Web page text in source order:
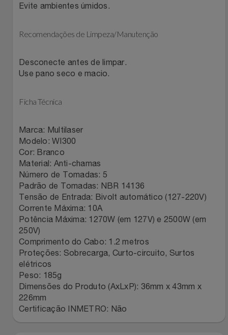
Perfume
Perfumes
Saúde E Bem-Estar
Utilidades Industriais
Vestuário
Renner
The Bar
Top Store
Tramontina
Weconnect
Evite ambientes úmidos.
Recomendações de Limpeza/Manutenção
Desconecte antes de limpar.
Use pano seco e macio.
Ficha Técnica
Marca: Multilaser
Modelo: WI300
Cor: Branco
Material: Anti-chamas
Número de Tomadas: 5
Padrão de Tomadas: NBR 14136
Tensão de Entrada: Bivolt automático (127-220V)
Corrente Máxima: 10A
Potência Máxima: 1270W (em 127V) e 2500W (em
250V)
Comprimento do Cabo: 1.2 metros
Proteções: Sobrecarga, Curto-circuito, Surtos
elétricos
Peso: 185g
Dimensões do Produto (AxLxP): 36mm x 43mm x
226mm
Certificação INMETRO: Não